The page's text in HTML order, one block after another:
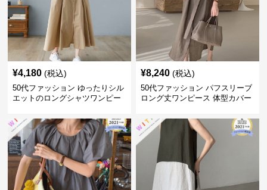
¥4,180 (税込)
50代ファッション ゆったりシル
エットのロングシャツワンピー
¥8,240 (税込)
50代ファッション パフスリーブ
ロング丈ワンピース 体型カバー